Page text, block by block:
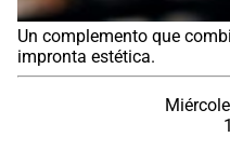
Un complemento que
impronta estética.